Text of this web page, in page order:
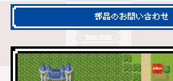
部品のお問い合わせ